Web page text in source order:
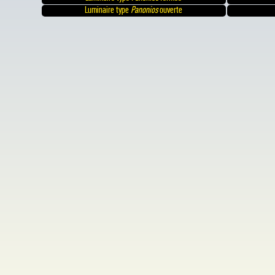
Luminaire type Panoniosouverte